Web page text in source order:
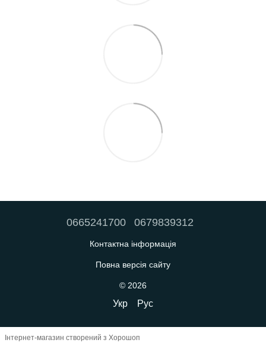
0665241700 0679839312
Контактна інформація
Повна версія сайту
© 2026
Укр Рус
Інтернет-магазин створений з Хорошоп